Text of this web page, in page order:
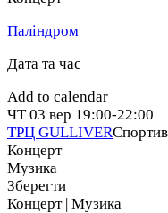
Паліндром
Дата та час
Add to calendar
ЧТ 03 вер 19:00-22:00
ТРЦ GULLIVER
Концерт
Музика
Зберегти
Концерт | Музика